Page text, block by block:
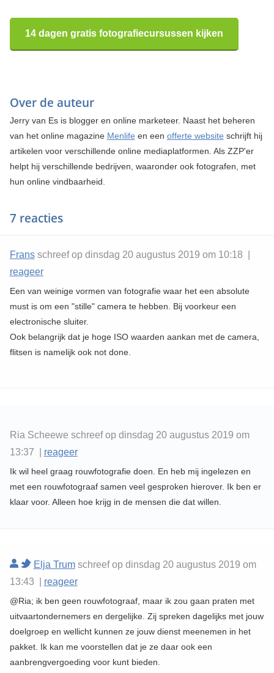
14 dagen gratis fotografiecursussen kijken
Over de auteur
Jerry van Es is blogger en online marketeer. Naast het beheren
van het online magazine Menlife en een offerte website schrijft hij
artikelen voor verschillende online mediaplatformen. Als ZZP'er
helpt hij verschillende bedrijven, waaronder ook fotografen, met
hun online vindbaarheid.
7 reacties
Fransschreef op dinsdag 20 augustus 2019 om 10:18 |
reageer
Een van weinige vormen van fotografie waar het een absolute
must is om een "stille" camera te hebben. Bij voorkeur een
electronische sluiter.
Ook belangrijk dat je hoge ISO waarden aankan met de camera,
flitsen is namelijk ook not done.
Ria Scheewe schreef op dinsdag 20 augustus 2019 om
13:37 | reageer
Ik wil heel graag rouwfotografie doen. En heb mij ingelezen en
met een rouwfotograaf samen veel gesproken hierover. Ik ben er
klaar voor. Alleen hoe krijg in de mensen die dat willen.
Elja Trumschreef op dinsdag 20 augustus 2019 om
13:43 | reageer
@Ria; ik ben geen rouwfotograaf, maar ik zou gaan praten met
uitvaartondernemers en dergelijke. Zij spreken dagelijks met jouw
doelgroep en wellicht kunnen ze jouw dienst meenemen in het
pakket. Ik kan me voorstellen dat je ze daar ook een
aanbrengvergoeding voor kunt bieden.